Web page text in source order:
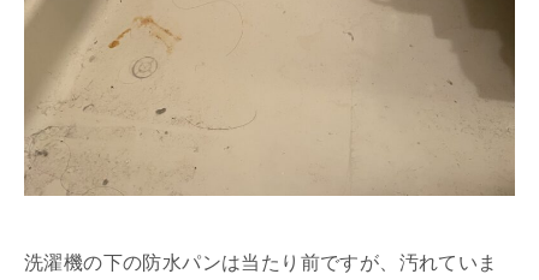
洗濯機の下の防水パンは当たり前ですが、汚れていま